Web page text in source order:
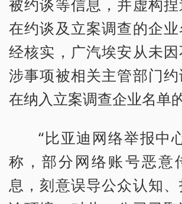
在约谈及立案调查的企业
经核实，广汽埃安从未
涉事项被相关主管部门
在纳入立案调查企业名单
“比亚迪网络举报中
称，部分网络账号恶意
息，刻意误导公众认知